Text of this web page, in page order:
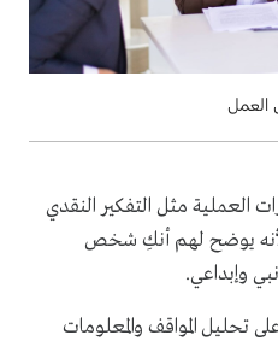
العمل
العملية مثل التفكير النقدي
يوضح لهم أنكِ شخص
وإبداعي.
تحليل المواقف والمعلومات